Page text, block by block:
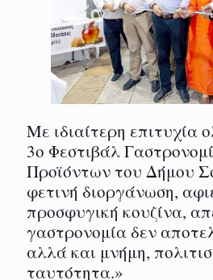
Με ιδιαίτερη επιτυχία
3ο Φεστιβάλ
Προϊόντων του Δήμου
φετινή διοργάνωση,
προσφυγική κουζίνα,
γαστρονομία δεν
αλλά και μνήμη,
ταυτότητα.»